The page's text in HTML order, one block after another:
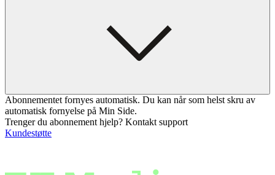
Abonnementet fornyes automatisk. Du kan når som helst skru av
automatisk fornyelse på Min Side.
Trenger du abonnement hjelp? Kontakt support
Kundestøtte